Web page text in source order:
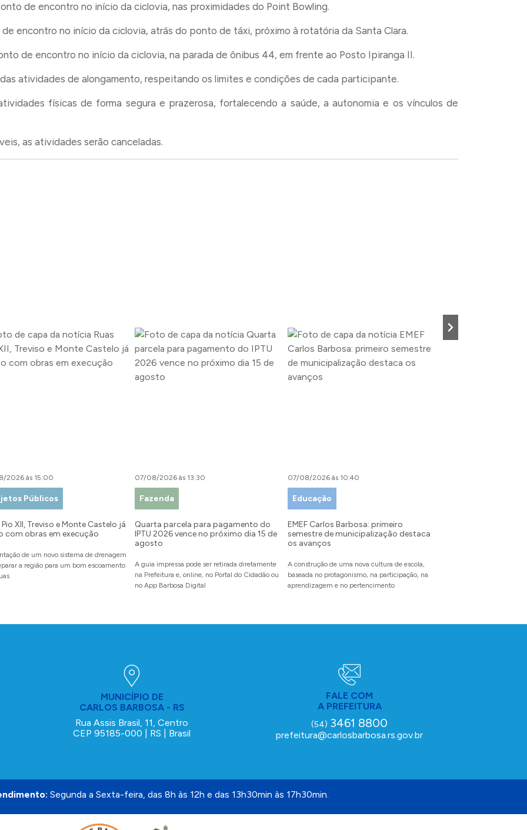
de encontro no início da ciclovia, nas proximidades do Point Bowling.
encontro no início da ciclovia, atrás do ponto de táxi, próximo à rotatória da Santa Clara.
de encontro no início da ciclovia, na parada de ônibus 44, em frente ao Posto Ipiranga II.
atividades de alongamento, respeitando os limites e condições de cada participante.
físicas de forma segura e prazerosa, fortalecendo a saúde, a autonomia e os vínculos de
as atividades serão canceladas.
2026 às 15:00
Públicos
Pio XII, Treviso e Monte Castelo já
com obras em execução
de um novo sistema de drenagem
a região para um bom escoamento
07/08/2026 às 13:30
Fazenda
Quarta parcela para pagamento do
IPTU 2026 vence no próximo dia 15 de
agosto
A guia impressa pode ser retirada diretamente
na Prefeitura e, online, no Portal do Cidadão ou
no App Barbosa Digital
07/08/2026 às 10:40
Educação
EMEF Carlos Barbosa: primeiro
semestre de municipalização destaca
os avanços
A construção de uma nova cultura de escola,
baseada no protagonismo, na participação, na
aprendizagem e no pertencimento
MUNICÍPIO DE
CARLOS BARBOSA - RS
Rua Assis Brasil, 11, Centro
CEP 95185-000 | RS | Brasil
FALE COM
A PREFEITURA
(54) 3461 8800
prefeitura@carlosbarbosa.rs.gov.br
Segunda a Sexta-feira, das 8h às 12h e das 13h30min às 17h30min.